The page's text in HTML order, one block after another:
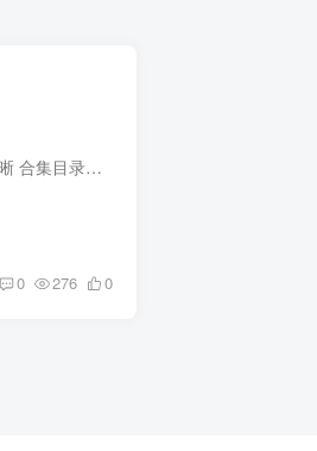
合集目录在预览图下面 包内原图 – 无水印 – 更清晰 合集目录：(持续更新…) [12.5]上杉绘梨落 – NO.014 丝柯克[118P-641.2M] [11.28]上杉绘梨落 – NO.013 雪女2.0（深冬雪乃）[54P-959.6M] ...
0 276 0